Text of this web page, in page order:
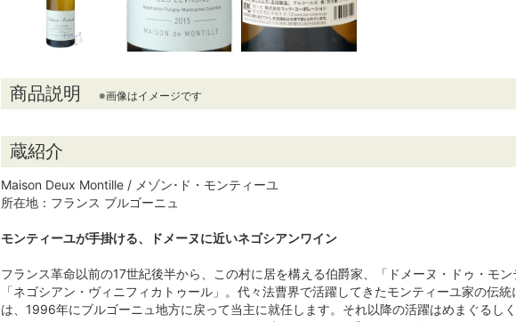
商品説明 ※画像はイメージです
蔵紹介
Maison Deux Montille / メゾン･ド・モンティーユ
所在地：フランス ブルゴーニュ
モンティーユが手掛ける、ドメーヌに近いネゴシアンワイン
フランス革命以前の17世紀後半から、この村に居を構える伯爵家、「ドメーヌ・ドゥ・モ
「ネゴシアン・ヴィニフィカトゥール」。代々法曹界で活躍してきたモンティーユ家の伝
は、1996年にブルゴーニュ地方に戻って当主に就任します。それ以降の活躍はめまぐる